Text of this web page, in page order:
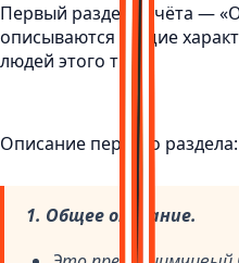
Первый раздел отчёта —
описываются общие
людей этого типа.
Описание первого раздела:
1. Общее описание.